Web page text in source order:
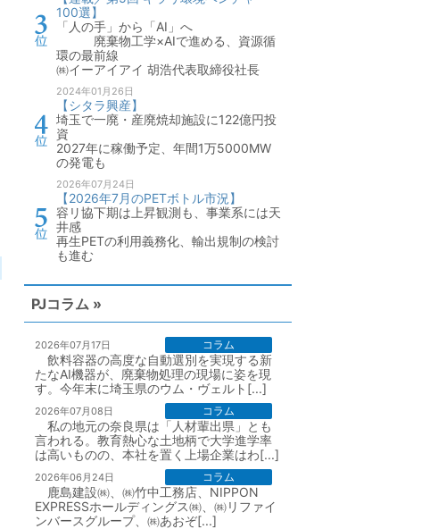
100選】
「人の手」から「AI」へ
廃棄物工学×AIで進める、資源循
環の最前線
㈱イーアイアイ 胡浩代表取締役社長
2024年01月26日
【シタラ興産】
埼玉で一廃・産廃焼却施設に122億円投
資
2027年に稼働予定、年間1万5000MW
の発電も
2026年07月24日
【2026年7月のPETボトル市況】
容リ協下期は上昇観測も、事業系には天
井感
再生PETの利用義務化、輸出規制の検討
も進む
PJコラム »
2026年07月17日 コラム
飲料容器の高度な自動選別を実現する新
たなAI機器が、廃棄物処理の現場に姿を現
す。今年末に埼玉県のウム・ヴェルト[...]
2026年07月08日 コラム
私の地元の奈良県は「人材輩出県」とも
言われる。教育熱心な土地柄で大学進学率
は高いものの、本社を置く上場企業はわ[...]
2026年06月24日 コラム
鹿島建設㈱、㈱竹中工務店、NIPPON
EXPRESSホールディングス㈱、㈱リファイ
ンバースグループ、㈱あおぞ[...]